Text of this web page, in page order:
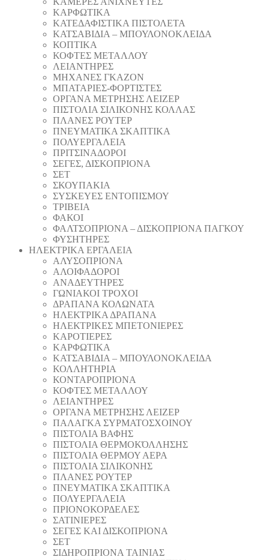
ΚΑΡΦΩΤΙΚΑ
ΚΑΤΕΔΑΦΙΣΤΙΚΑ ΠΙΣΤΟΛΕΤΑ
ΚΑΤΣΑΒΙΔΙΑ – ΜΠΟΥΛΟΝΟΚΛΕΙΔΑ
ΚΟΠΤΙΚA
ΚΟΦΤΕΣ ΜΕΤΑΛΛΟΥ
ΛΕΙΑΝΤΗΡEΣ
ΜΗΧΑΝΕΣ ΓΚΑΖΟΝ
ΜΠΑΤΑΡΙΕΣ-ΦΟΡΤΙΣΤΕΣ
ΟΡΓΑΝΑ ΜΕΤΡΗΣΗΣ ΛΕΙΖΕΡ
ΠΙΣΤΟΛΙA ΣΙΛΙΚΟΝΗΣ ΚΟΛΛΑΣ
ΠΛΑΝΕΣ ΡΟΥΤΕΡ
ΠΝΕΥΜΑΤΙΚΑ ΣΚΑΠΤΙΚΑ
ΠΟΛΥΕΡΓΑΛΕΙΑ
ΠΡΙΤΣΙΝΑΔΟΡΟΙ
ΣΕΓΕΣ, ΔΙΣΚΟΠΡΙΟΝΑ
ΣΕΤ
ΣΚΟΥΠΑΚΙΑ
ΣΥΣΚΕΥΕΣ ΕΝΤΟΠΙΣΜΟΥ
ΤΡΙΒΕΙΑ
ΦΑΚΟΙ
ΦΑΛΤΣΟΠΡΙΟΝΑ – ΔΙΣΚΟΠΡΙΟΝΑ ΠΑΓΚΟΥ
ΦΥΣΗΤΗΡΕΣ
ΗΛΕΚΤΡΙΚΑ ΕΡΓΑΛΕΙΑ
AΛΥΣΟΠΡΙΟΝΑ
ΑΛΟΙΦΑΔOΡΟI
ΑΝΑΔΕΥΤΗΡΕΣ
ΓΩΝΙΑΚΟΙ ΤΡΟΧΟΙ
ΔΡΑΠΑΝΑ ΚΟΛΩΝΑΤΑ
ΗΛΕΚΤΡΙΚΑ ΔΡΑΠΑΝΑ
ΗΛΕΚΤΡΙΚΕΣ ΜΠΕΤΟΝΙΕΡΕΣ
ΚΑΡΟΤΙΕΡΕΣ
ΚΑΡΦΩΤΙΚΑ
ΚΑΤΣΑΒΙΔΙΑ – ΜΠΟΥΛΟΝΟΚΛΕΙΔΑ
ΚΟΛΛΗΤΗΡΙΑ
ΚΟΝΤΑΡΟΠΡΙΟΝΑ
ΚΟΦΤΕΣ ΜΕΤΑΛΛΟΥ
ΛΕΙΑΝΤΗΡEΣ
ΟΡΓΑΝΑ ΜΕΤΡΗΣΗΣ ΛΕΙΖΕΡ
ΠΑΛΑΓΚΑ ΣΥΡΜΑΤΟΣΧΟΙΝΟΥ
ΠΙΣΤΟΛΙΑ ΒΑΦΗΣ
ΠΙΣΤΟΛΙΑ ΘΕΡΜΟΚΌΛΛΗΣΗΣ
ΠΙΣΤΟΛΙΑ ΘΕΡΜΟΥ ΑΕΡΑ
ΠΙΣΤΟΛΙΑ ΣΙΛΙΚΟΝΗΣ
ΠΛΑΝΕΣ ΡΟΥΤΕΡ
ΠΝΕΥΜΑΤΙΚΑ ΣΚΑΠΤΙΚΑ
ΠΟΛΥΕΡΓΑΛΕΙΑ
ΠΡΙΟΝΟΚΟΡΔΕΛΕΣ
ΣΑΤΙΝΙΕΡΕΣ
ΣΕΓΕΣ ΚΑΙ ΔΙΣΚΟΠΡΙΟΝΑ
ΣΕΤ
ΣΙΔΗΡΟΠΡΙΟΝΑ ΤΑΙΝΙΑΣ